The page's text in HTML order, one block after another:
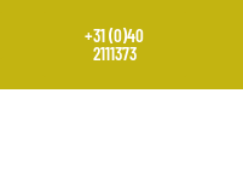
+31 (0)40
2111373